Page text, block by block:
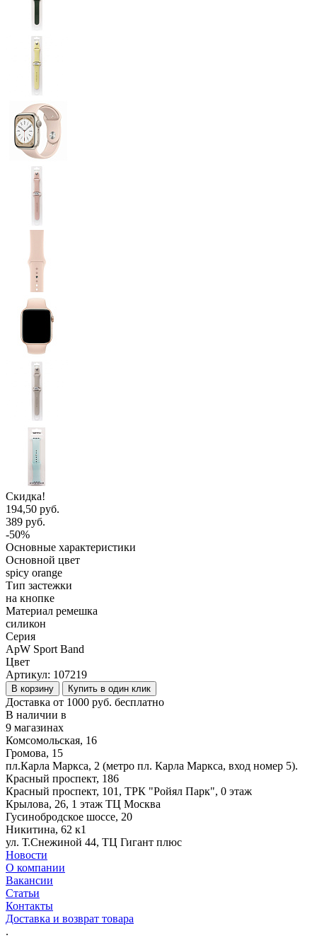
Скидка!
194,50 руб.
389 руб.
-50%
Основные характеристики
Основной цвет
spicy orange
Тип застежки
на кнопке
Материал ремешка
силикон
Серия
ApW Sport Band
Цвет
Артикул: 107219
В корзину Купить в один клик
Доставка от 1000 руб. бесплатно
В наличии в
9 магазинах
Комсомольская, 16
Громова, 15
пл.Карла Маркса, 2 (метро пл. Карла Маркса, вход номер 5).
Красный проспект, 186
Красный проспект, 101, ТРК "Ройял Парк", 0 этаж
Крылова, 26, 1 этаж ТЦ Москва
Гусинобродское шоссе, 20
Никитина, 62 к1
ул. Т.Снежиной 44, ТЦ Гигант плюс
Новости
О компании
Вакансии
Статьи
Контакты
Доставка и возврат товара
.